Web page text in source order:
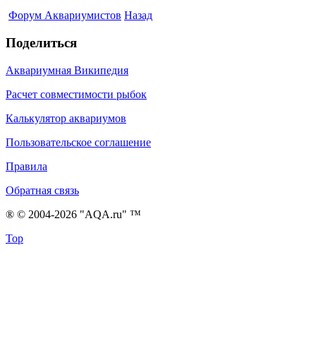
Форум Аквариумистов Назад
Поделиться
Аквариумная Википедия
Расчет совместимости рыбок
Калькулятор аквариумов
Пользовательское соглашение
Правила
Обратная связь
® © 2004-2026 "AQA.ru" ™
Top